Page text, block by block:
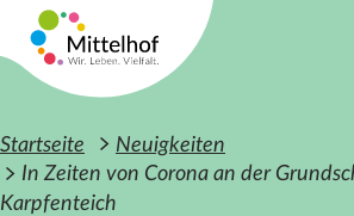
Zum Hauptinhalt der Seite springen
Startseite
Neuigkeiten
In Zeiten von Corona an der
Karpfenteich